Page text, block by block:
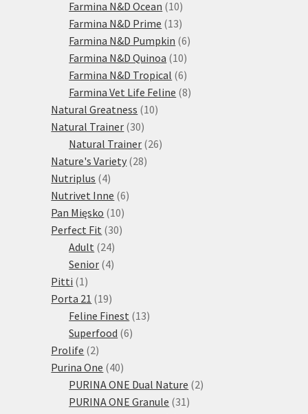
Farmina N&D Ocean 1010
produktů
Farmina N&D Prime 1313
produktů
Farmina N&D Pumpkin 66
Farmina N&D Quinoa 1010
produktů
Farmina N&D Tropical 66
produktů
Farmina Vet Life Feline 88
Natural Greatness 1010
Natural Trainer 3030
produktů
Natural Trainer 2626
Nature's Variety 2828
Nutriplus 44
produkty
Nutrivet Inne 66
Pan Mięsko 1010
produktů
Perfect Fit 3030
Adult 2424
produktů
Senior 44
Pitti 1 1
produkt
Porta 21 1919
produktů
Feline Finest 1313
Superfood 66
Prolife 22
produkty
Purina One 4040
produktů
PURINA ONE Dual Nature 22
PURINA ONE Granule 31 31